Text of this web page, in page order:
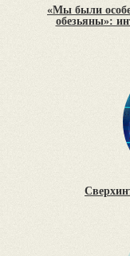
«Мы были
обезьяны»: